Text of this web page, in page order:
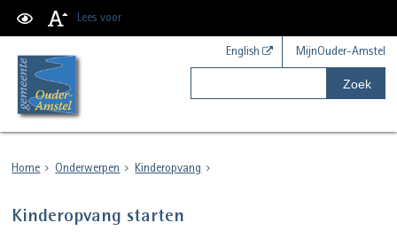
Lees voor
English MijnOuder-Amstel
Zoek
Home Onderwerpen Kinderopvang
Kinderopvang starten